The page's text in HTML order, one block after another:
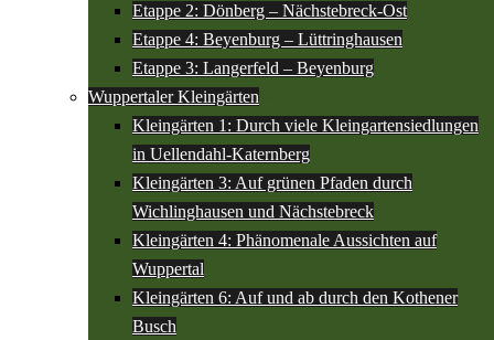
Etappe 2: Dönberg – Nächstebreck-Ost
Etappe 4: Beyenburg – Lüttringhausen
Etappe 3: Langerfeld – Beyenburg
Wuppertaler Kleingärten
Kleingärten 1: Durch viele Kleingartensiedlungen
in Uellendahl-Katernberg
Kleingärten 3: Auf grünen Pfaden durch
Wichlinghausen und Nächstebreck
Kleingärten 4: Phänomenale Aussichten auf
Wuppertal
Kleingärten 6: Auf und ab durch den Kothener
Busch